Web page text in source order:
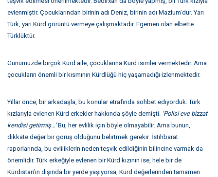
evlenmiştir. Çocuklarından birinin adı Deniz, birinin adı Mazlum’dur. Yarı
Türk, yarı Kürd görüntü vermeye çalışmaktadır. Egemen olan elbette
Türklüktür.
Günümüzde birçok Kürd aile, çocuklarına Kürd isimler vermektedir. Ama
çocukların önemli bir kısmının Kürdlüğü hiç yaşamadığı izlenmektedir.
Yıllar önce, bir arkadaşla, bu konular etrafında sohbet ediyorduk. Türk
kızlarıyla evlenen Kürd erkekler hakkında şöyle demişti. ‘Polisi eve bizzat
kendisi getirmiş…’Bu, her evlilik için böyle olmayabilir. Ama bunun,
dikkate değer bir görüş olduğunu belirtmek gerekir. İstihbarat
raporlarında, bu evliliklerin neden teşvik edildiğinin bilincine varmak da
önemlidir. Türk erkeğiyle evlenen bir Kürd kızının ise, hele bir de
Kürdistan’ın dışında bir yerde yaşıyorsa, Kürd değerlerinden tamamen